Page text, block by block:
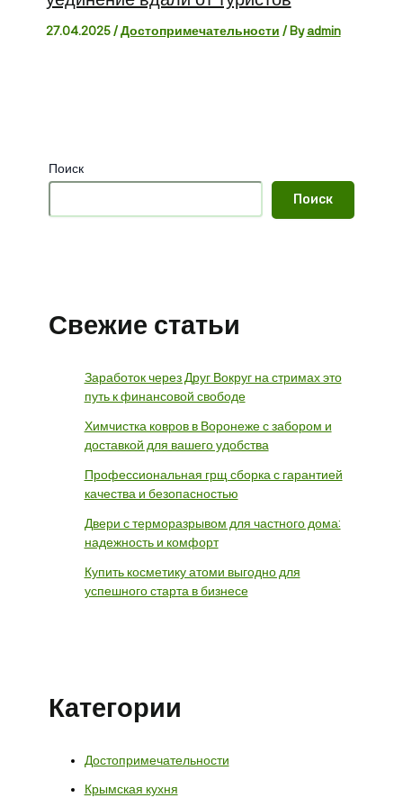
27.04.2025/Достопримечательности / Byadmin
Поиск
Поиск
Свежие статьи
Заработок через Друг Вокруг на стримах это
путь к финансовой свободе
Химчистка ковров в Воронеже с забором и
доставкой для вашего удобства
Профессиональная грщ сборка с гарантией
качества и безопасностью
Двери с терморазрывом для частного дома:
надежность и комфорт
Купить косметику атоми выгодно для
успешного старта в бизнесе
Категории
Достопримечательности
Крымская кухня